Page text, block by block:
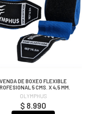
VENDA DE BOXEO FLEXIBLE
5 CMS. X 4,5 MM.
OLYMPHUS
$ 8.990